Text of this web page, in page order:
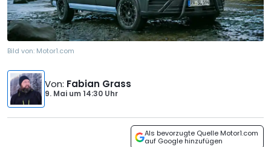
Bild von: Motor1.com
Von: Fabian Grass
9. Mai um14:30 Uhr
Als bevorzugte Quelle Motor1.com
auf Google hinzufügen